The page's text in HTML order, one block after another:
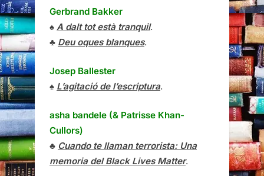
Gerbrand Bakker
♠ A dalt tot està tranquil.
♣ Deu oques blanques.
Josep Ballester
♠ L’agitació de l’escriptura.
asha bandele (& Patrisse Khan-
Cullors)
♣ Cuando te llaman terrorista: Una
memoria del Black Lives Matter.